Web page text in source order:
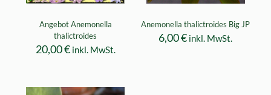
Angebot Anemonella
thalictroides
20,00€ inkl. MwSt.
Anemonella thalictroides Big JP
6,00€ inkl. MwSt.